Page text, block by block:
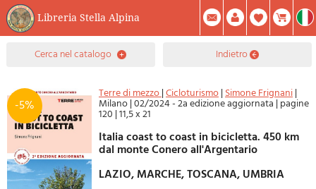
Libreria Stella Alpina
0 Prodotto(i) Attualmente Nel Carrello Riepilogo
Facebook
Registrati Mod. Password
cerca nel catalogo indietro
-5%
Terre di mezzo|Cicloturismo|Simone Frignani|
Milano|02/2024 - 2a edizione aggiornata | pagine
120 |11,5 x 21
Italia coast to coast in bicicletta. 450 km
dal monte Conero all'Argentario
LAZIO, MARCHE, TOSCANA, UMBRIA